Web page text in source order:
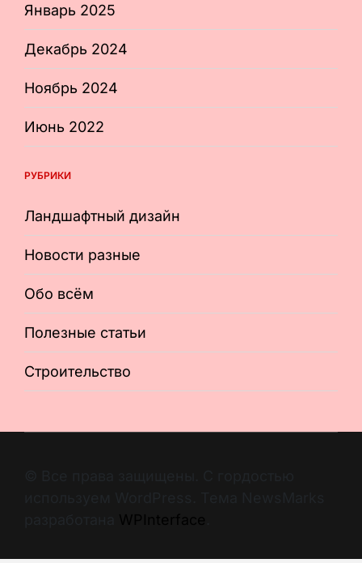
Январь 2025
Декабрь 2024
Ноябрь 2024
Июнь 2022
РУБРИКИ
Ландшафтный дизайн
Новости разные
Обо всём
Полезные статьи
Строительство